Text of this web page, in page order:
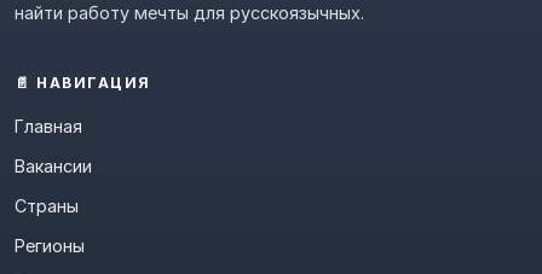
найти работу мечты для русскоязычных.
📄 НАВИГАЦИЯ
Главная
Вакансии
Страны
Регионы